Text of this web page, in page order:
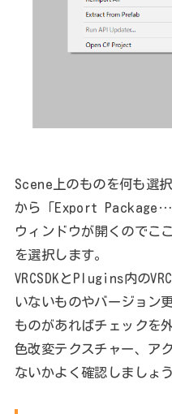
Scene上のものを何も選
から「Export Package…
ウィンドウが開くのでこ
を選択します。
VRCSDKとPlugins内の
いないものやバージョン
ものがあればチェックを
色改変テクスチャー、ア
ないかよく確認しましょう